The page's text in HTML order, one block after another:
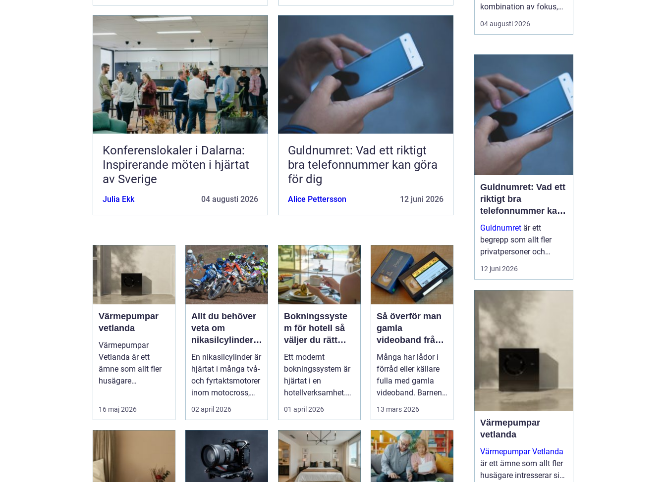
Konferenslokaler i Dalarna:
Inspirerande möten i hjärtat
av Sverige
Julia Ekk 04 augusti 2026
Guldnumret: Vad ett riktigt
bra telefonnummer kan göra
för dig
Alice Pettersson 12 juni 2026
Värmepumpar
vetlanda
Värmepumpar
Vetlanda är ett
ämne som allt fler
husägare
när energipriserna
ökar ...
16 maj 2026
Allt du behöver
veta om
nikasilcylinder
för motorcykel
och snöskoter
En nikasilcylinder är
hjärtat i många två-
och fyrtaktsmotorer
inom motocross,
enduro och
snöskoter....
02 april 2026
Bokningssyste
m för hotell så
väljer du rätt
lösning
Ett modernt
bokningssystem är
hjärtat i en
hotellverksamhet.
När bokningar,
incheckning,
betalningar...
01 april 2026
Så överför man
gamla
videoband från
vhs till usb
Många har lådor i
förråd eller källare
fulla med gamla
videoband. Barnens
13 mars 2026
kombination av fokus,
återhämtning och
gemensamma
både arbetsrelationer
lockar med storslagen
natur, tydliga årstider o...
04 augusti 2026
Guldnumret: Vad ett
riktigt bra
telefonnummer kan
göra för dig
Guldnumret är ett
begrepp som allt fler
privatpersoner och
företag får upp ögonen
för när de vill sticka ut,
vardagstelefoni. Genom
tjänste...
12 juni 2026
Värmepumpar
vetlanda
Värmepumpar Vetlanda
är ett ämne som allt fler
husägare intresserar sig